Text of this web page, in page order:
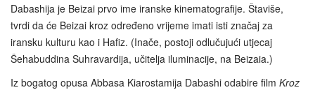
Dabashija je Beizai prvo ime iranske kinematografije. Štaviše,
tvrdi da će Beizai kroz određeno vrijeme imati isti značaj za
iransku kulturu kao i Hafiz. (Inače, postoji odlučujući utjecaj
Šehabuddina Suhravardija, učitelja iluminacije, na Beizaia.)
Iz bogatog opusa Abbasa Kiarostamija Dabashi odabire film Kroz